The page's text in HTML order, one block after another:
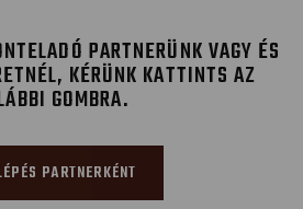
PARTNERÜNK VAGY ÉS
KÉRÜNK KATTINTS AZ
GOMBRA.
PARTNERKÉNT